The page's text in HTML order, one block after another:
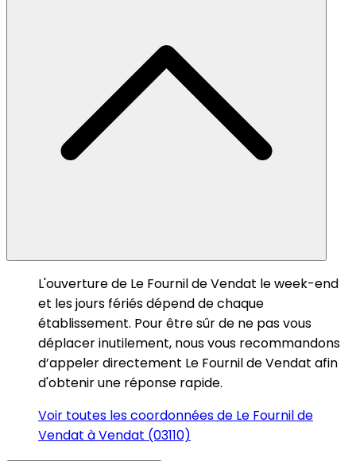
L'ouverture de Le Fournil de Vendat le week-end
et les jours fériés dépend de chaque
établissement. Pour être sûr de ne pas vous
déplacer inutilement, nous vous recommandons
d’appeler directement Le Fournil de Vendat afin
d'obtenir une réponse rapide.
Voir toutes les coordonnées de Le Fournil de
Vendat à Vendat (03110)